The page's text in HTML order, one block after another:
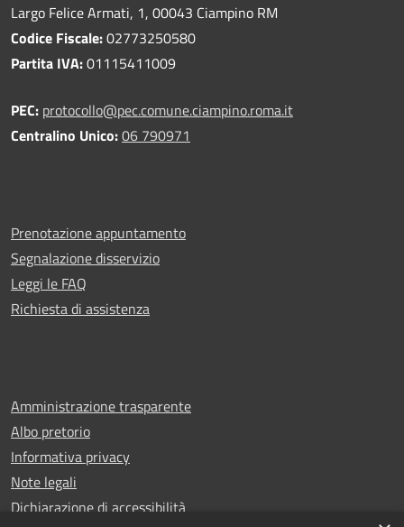
Largo Felice Armati, 1, 00043 Ciampino RM
Codice Fiscale:02773250580
Partita IVA:01115411009
PEC: protocollo@pec.comune.ciampino.roma.it
Centralino Unico:06 790971
Prenotazione appuntamento
Segnalazione disservizio
Leggi le FAQ
Richiesta di assistenza
Amministrazione trasparente
Albo pretorio
Informativa privacy
Note legali
Dichiarazione di accessibilità